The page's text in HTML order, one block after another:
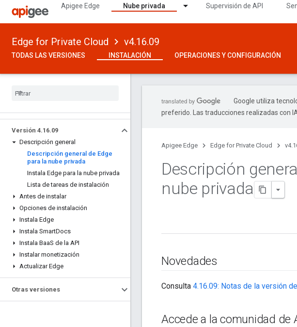
Apigee Edge Nube privada Supervisión de API
Edge for Private Cloud v4.16.09
TODAS LAS VERSIONES INSTALACIÓN OPERACIONES Y CONFIGURACIÓN
Versión 4.16.09
Descripción general
Descripción general de Edge
para la nube privada
Instala Edge para la nube privada
Lista de tareas de instalación
Antes de instalar
Opciones de instalación
Instala Edge
Instala SmartDocs
Instala BaaS de la API
Instalar monetización
Actualizar Edge
Otras versiones
Google utiliza
preferido. Las traducciones realizadas con
Apigee Edge Edge for Private Cloud
Descripción
nube privada
Novedades
Consulta 4.16.09: Notas de la versión
Accede a la comunidad de